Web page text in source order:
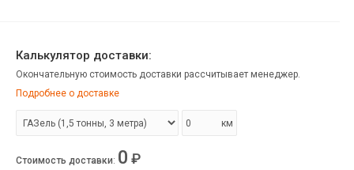
Калькулятор доставки:
Окончательную стоимость доставки рассчитывает менеджер.
Подробнее о доставке
км
Стоимость доставки: 0 ₽